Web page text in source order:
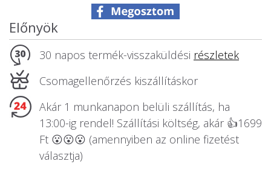
Előnyök
30 napos termék-visszaküldési részletek
Csomagellenőrzés kiszállításkor
Akár 1 munkanapon belüli szállítás, ha
13:00-ig rendel! Szállítási költség, akár 👍1699
Ft 😮😮😮 (amennyiben az online fizetést
választja)